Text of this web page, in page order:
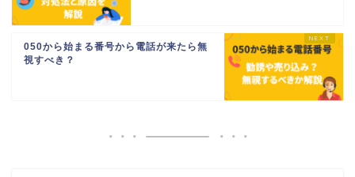
050から始まる番号から電話が来たら無
視すべき？